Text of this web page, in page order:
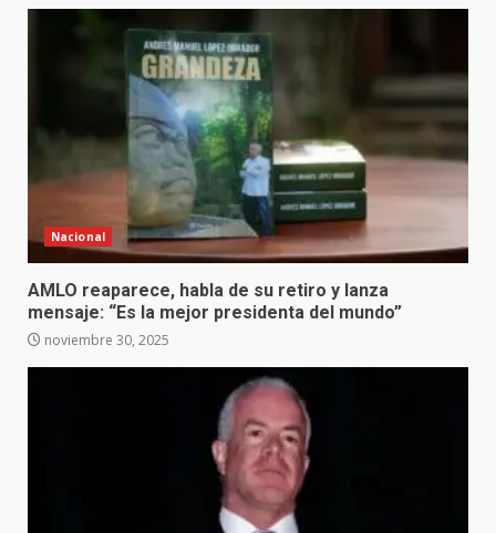
Nacional
AMLO reaparece, habla de su retiro y lanza
mensaje: “Es la mejor presidenta del mundo”
noviembre 30, 2025